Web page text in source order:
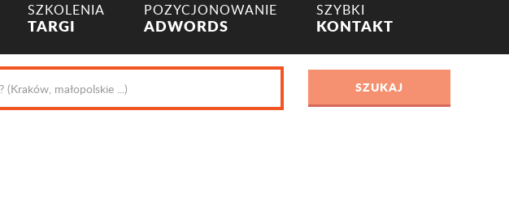
SZKOLENIA
TARGI
POZYCJONOWANIE
ADWORDS
SZYBKI
KONTAKT